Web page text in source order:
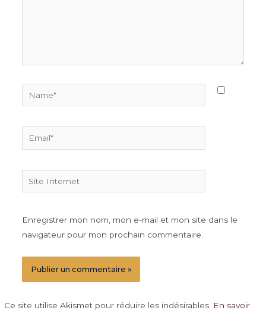
Email*
Site
Internet
Enregistrer mon nom, mon e-mail et mon site dans le
navigateur pour mon prochain commentaire.
Ce site utilise Akismet pour réduire les indésirables. En savoir